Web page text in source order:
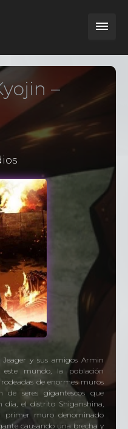
–
y sus amigos Armin
mundo, la población
de enormes muros
de seres gigantescos que
día, el distrito Shiganshina,
primer muro denominado
causando una brecha y